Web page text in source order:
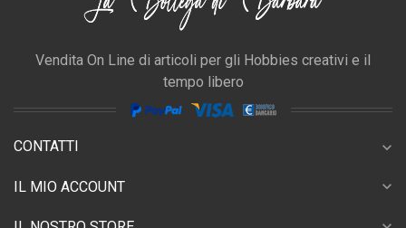
Vendita On Line di articoli per gli Hobbies creativi e il
tempo libero
CONTATTI expand_more
IL MIO ACCOUNT expand_more